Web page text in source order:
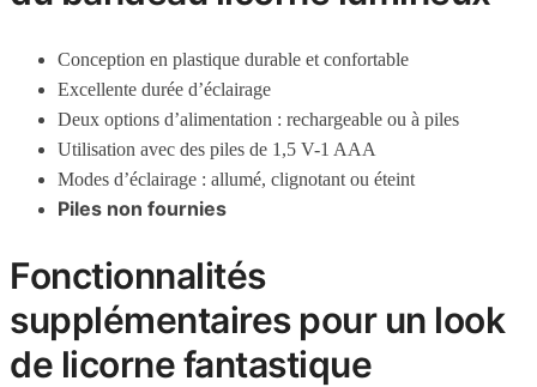
Conception en plastique durable et confortable
Excellente durée d’éclairage
Deux options d’alimentation : rechargeable ou à piles
Utilisation avec des piles de 1,5 V-1 AAA
Modes d’éclairage : allumé, clignotant ou éteint
Piles non fournies
Fonctionnalités
supplémentaires pour un look
de licorne fantastique